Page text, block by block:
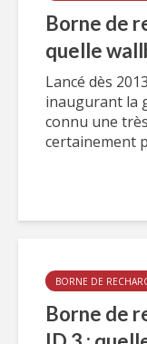
Borne de
quelle
Lancé dès
inaugurant la
connu une
certainement
BORNE DE
Borne de